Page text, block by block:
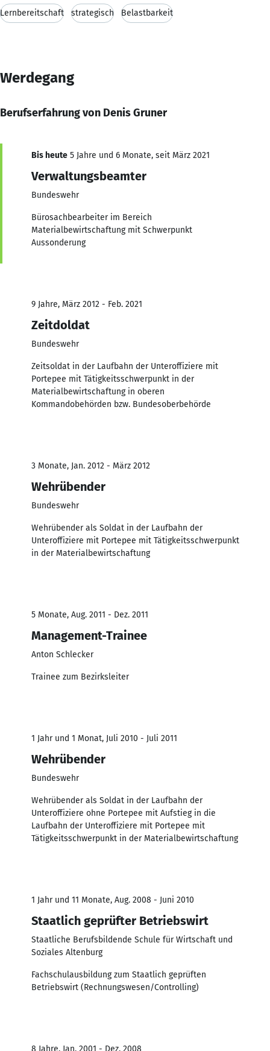
Lernbereitschaft strategisch Belastbarkeit
Werdegang
Berufserfahrung von Denis Gruner
Bis heute 5 Jahre und 6 Monate, seit März 2021
Verwaltungsbeamter
Bundeswehr
Bürosachbearbeiter im Bereich
Materialbewirtschaftung mit Schwerpunkt
Aussonderung
9 Jahre, März 2012 - Feb. 2021
Zeitdoldat
Bundeswehr
Zeitsoldat in der Laufbahn der Unteroffiziere mit
Portepee mit Tätigkeitsschwerpunkt in der
Materialbewirtschaftung in oberen
Kommandobehörden bzw. Bundesoberbehörde
3 Monate, Jan. 2012 - März 2012
Wehrübender
Bundeswehr
Wehrübender als Soldat in der Laufbahn der
Unteroffiziere mit Portepee mit Tätigkeitsschwerpunkt
in der Materialbewirtschaftung
5 Monate, Aug. 2011 - Dez. 2011
Management-Trainee
Anton Schlecker
Trainee zum Bezirksleiter
1 Jahr und 1 Monat, Juli 2010 - Juli 2011
Wehrübender
Bundeswehr
Wehrübender als Soldat in der Laufbahn der
Unteroffiziere ohne Portepee mit Aufstieg in die
Laufbahn der Unteroffiziere mit Portepee mit
Tätigkeitsschwerpunkt in der Materialbewirtschaftung
1 Jahr und 11 Monate, Aug. 2008 - Juni 2010
Staatlich geprüfter Betriebswirt
Staatliche Berufsbildende Schule für Wirtschaft und
Soziales Altenburg
Fachschulausbildung zum Staatlich geprüften
Betriebswirt (Rechnungswesen/Controlling)
8 Jahre, Jan. 2001 - Dez. 2008